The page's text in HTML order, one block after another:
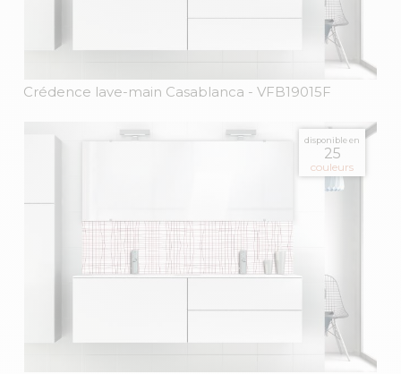
Crédence lave-main Casablanca - VFB19015F
disponible en
25
couleurs